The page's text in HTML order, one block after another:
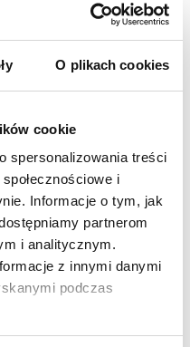
O plikach cookies
cookie
spersonalizowania treści
i
Informacje o tym, jak
partnerom
i analitycznym.
z innymi danymi
podczas
łukowej
Cena brutto: